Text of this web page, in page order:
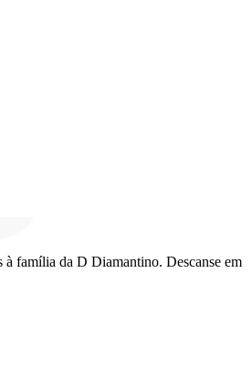
à família da D Diamantino. Descanse em